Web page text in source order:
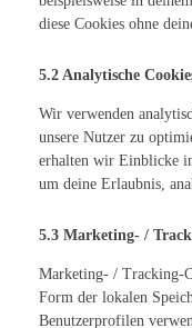
diese Cookies ohne
5.2 Analytische
Wir verwenden
unsere Nutzer zu
erhalten wir Einblicke
um deine Erlaubnis,
5.3 Marketing- /
Marketing- / Tracking-
Form der lokalen
Benutzerprofilen